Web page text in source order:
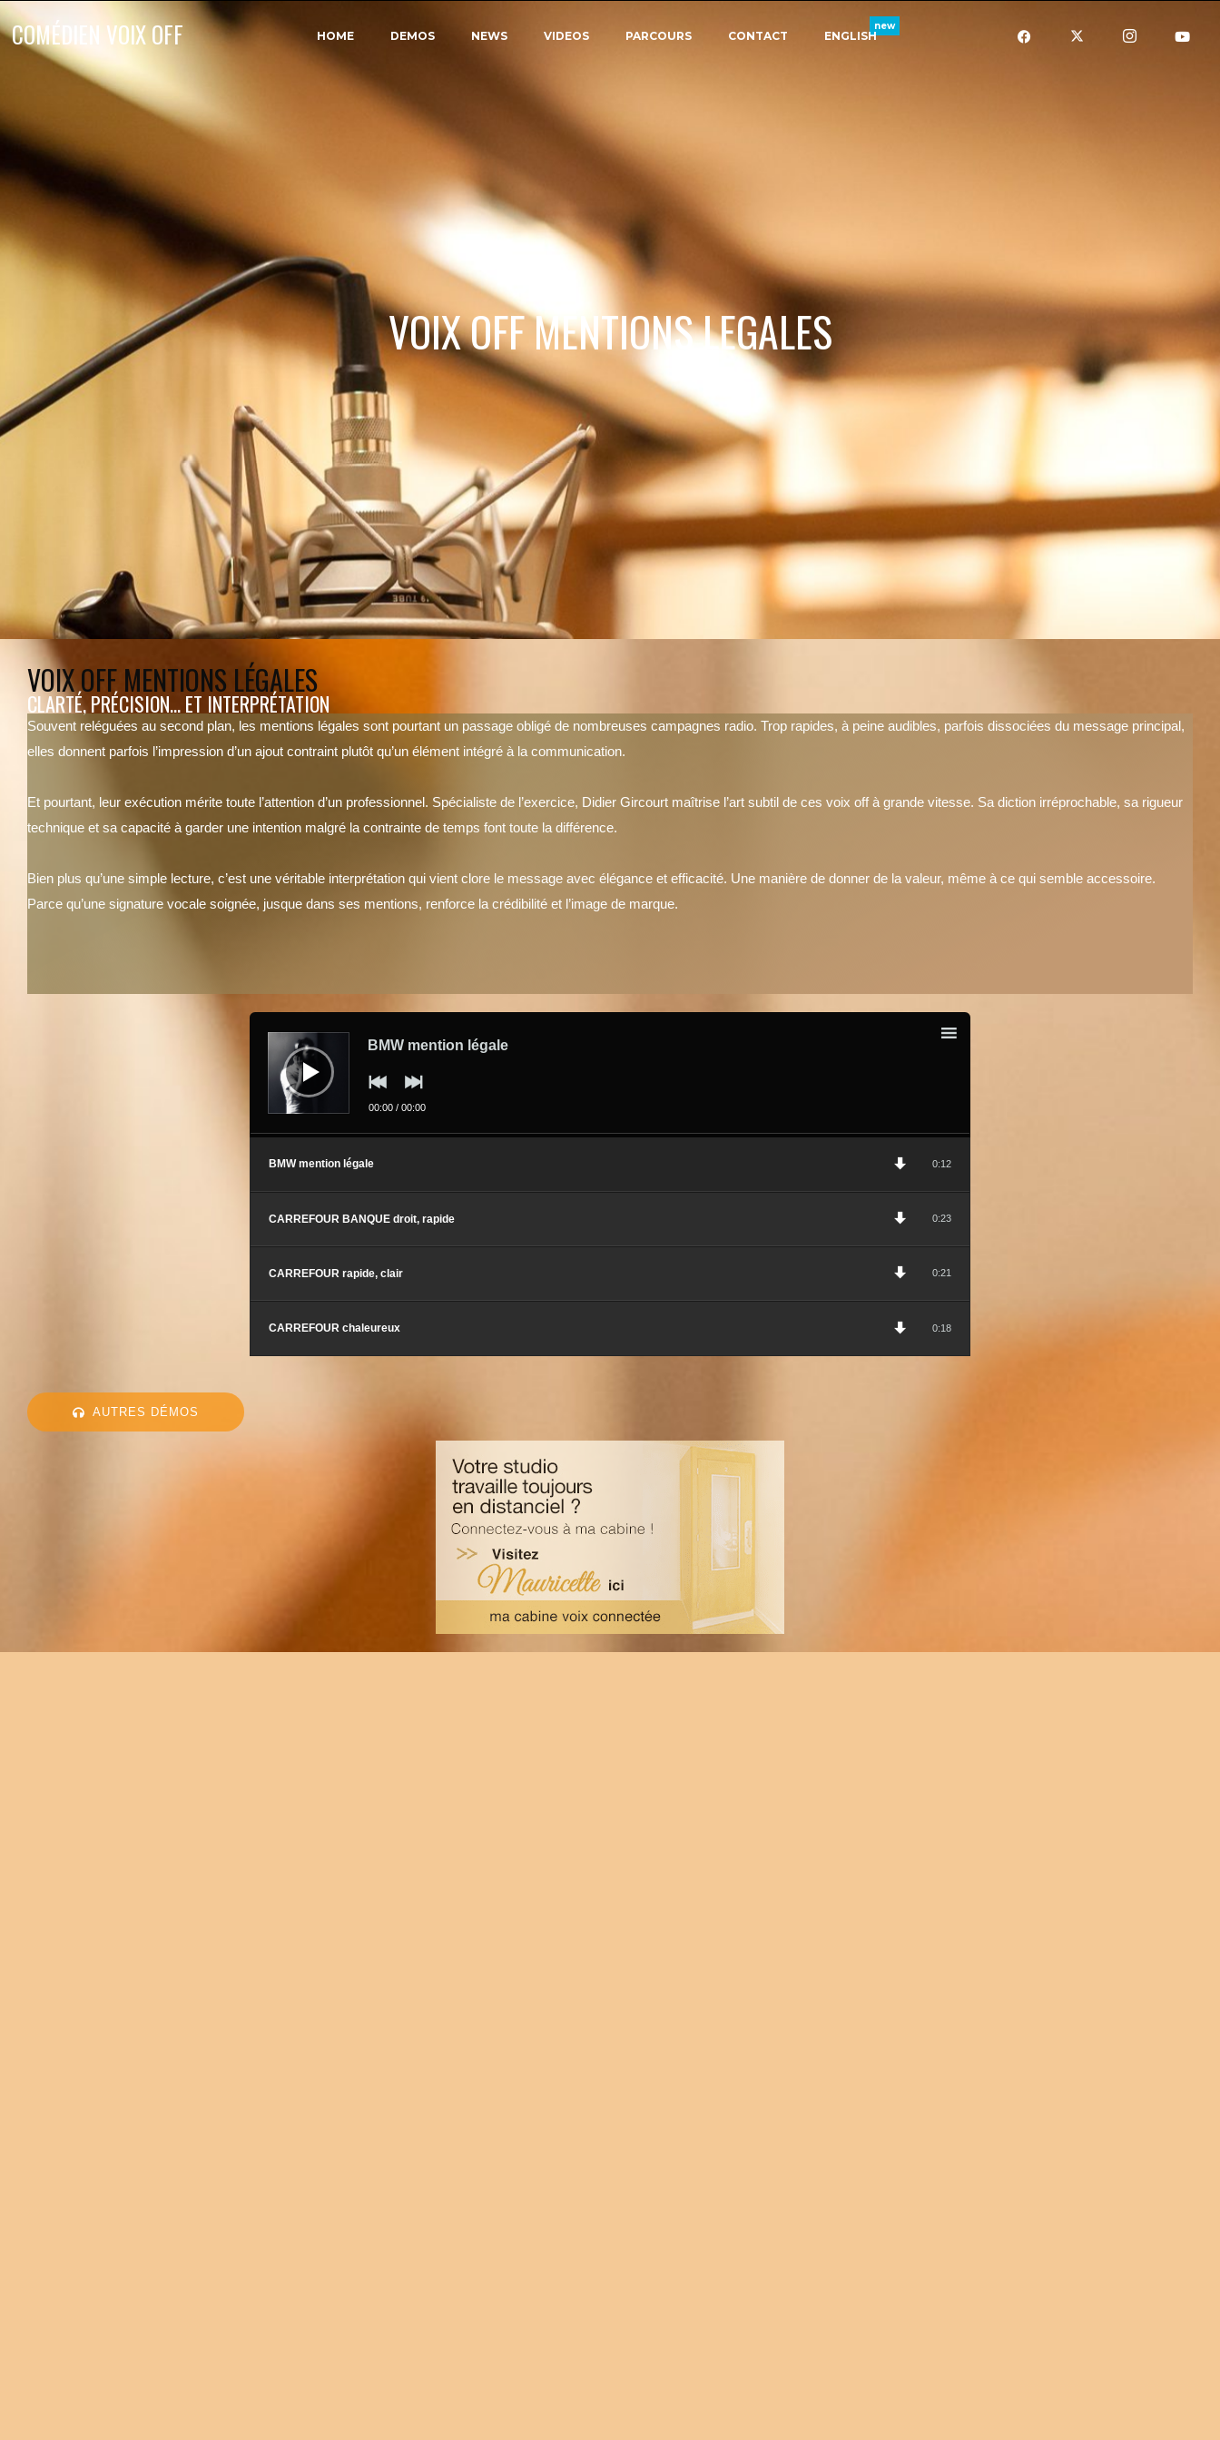
COMÉDIEN VOIX OFF HOME DEMOS NEWS VIDEOS PARCOURS CONTACT ENGLISH
VOIX OFF MENTIONS LEGALES
VOIX OFF MENTIONS LÉGALES
CLARTÉ, PRÉCISION… ET INTERPRÉTATION
Souvent reléguées au second plan, les mentions légales sont pourtant un passage obligé de nombreuses campagnes radio. Trop rapides, à peine audibles, parfois dissociées du message principal,
elles donnent parfois l’impression d’un ajout contraint plutôt qu’un élément intégré à la communication.
Et pourtant, leur exécution mérite toute l’attention d’un professionnel. Spécialiste de l’exercice, Didier Gircourt maîtrise l’art subtil de ces voix off à grande vitesse. Sa diction irréprochable, sa rigueur
technique et sa capacité à garder une intention malgré la contrainte de temps font toute la différence.
Bien plus qu’une simple lecture, c’est une véritable interprétation qui vient clore le message avec élégance et efficacité. Une manière de donner de la valeur, même à ce qui semble accessoire.
Parce qu’une signature vocale soignée, jusque dans ses mentions, renforce la crédibilité et l’image de marque.
Lecteur
BMW mention légale
00:00/ 00:00
BMW mention légale 0:12
CARREFOUR BANQUE droit, rapide 0:23
CARREFOUR rapide, clair 0:21
CARREFOUR chaleureux 0:18
AUTRES DÉMOS